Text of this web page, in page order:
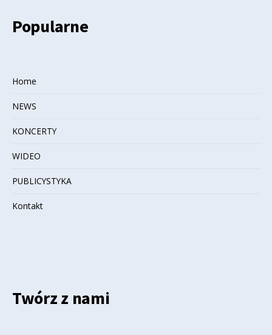
Popularne
Home
NEWS
KONCERTY
WIDEO
PUBLICYSTYKA
Kontakt
Twórz z nami